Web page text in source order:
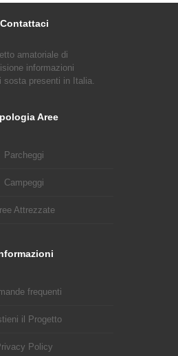
Contattaci
amatoriale di
informazioni
sosta presenti in Italia.
Aree
Parcheggi
Campeggi
Attrezzate
frequenti
il Progetto
Policy